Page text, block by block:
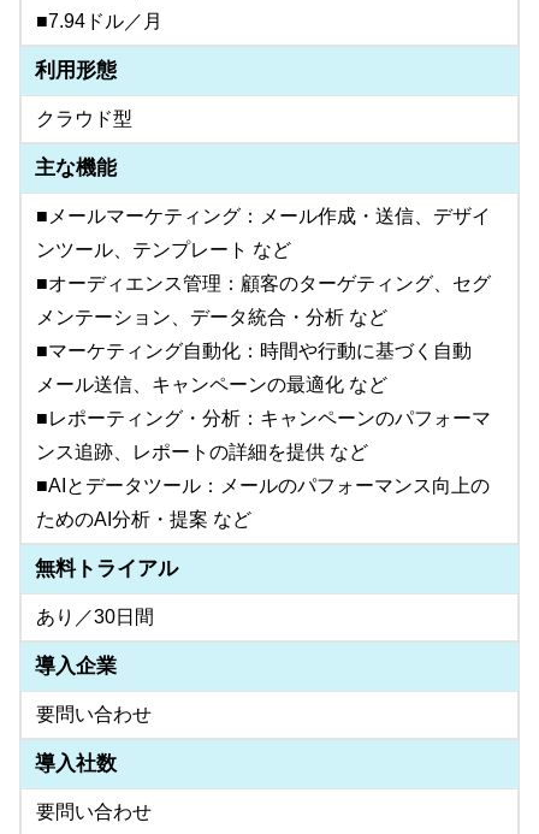
■7.94ドル／月
利用形態
クラウド型
主な機能
■メールマーケティング：メール作成・送信、デザイ
ンツール、テンプレート など
■オーディエンス管理：顧客のターゲティング、セグ
メンテーション、データ統合・分析 など
■マーケティング自動化：時間や行動に基づく自動
メール送信、キャンペーンの最適化 など
■レポーティング・分析：キャンペーンのパフォーマ
ンス追跡、レポートの詳細を提供 など
■AIとデータツール：メールのパフォーマンス向上の
ためのAI分析・提案 など
無料トライアル
あり／30日間
導入企業
要問い合わせ
導入社数
要問い合わせ